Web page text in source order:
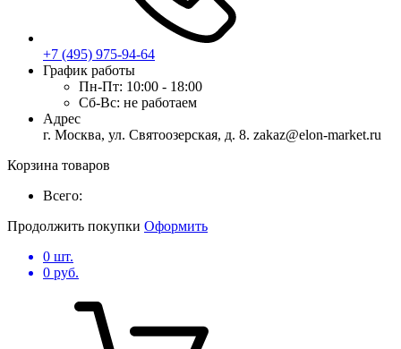
+7 (495) 975-94-64
График работы
Пн-Пт: 10:00 - 18:00
Сб-Вс: не работаем
Адрес
г. Москва, ул. Святоозерская, д. 8. zakaz@elon-market.ru
Корзина товаров
Всего:
Продолжить покупки Оформить
0 шт.
0 руб.